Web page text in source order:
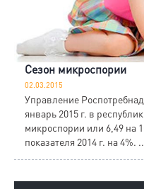
Сезон микроспории
02.03.2015
Управление
январь 2015 г. в
микроспории или 6,49 на
показателя 2014 г. на 4%.